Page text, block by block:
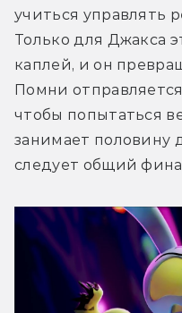
учиться управлять
Только для Джакса
каплей, и он
Помни
чтобы попытаться
занимает половину
следует общий